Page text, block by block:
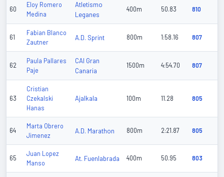
60
Eloy Romero
Medina
Atletismo
Leganes
400m 50.83 810
61
Fabian Blanco
Zautner
A.D. Sprint 800m 1:58.16 807
62
Paula Pallares
Paje
CAI Gran
Canaria
1500m 4:54.70 807
63
Cristian
Czekalski
Hanas
Ajalkala 100m 11.28 805
64
Marta Obrero
Jimenez
A.D. Marathon 800m 2:21.87 805
65
Juan Lopez
Manso
At. Fuenlabrada 400m 50.95 803